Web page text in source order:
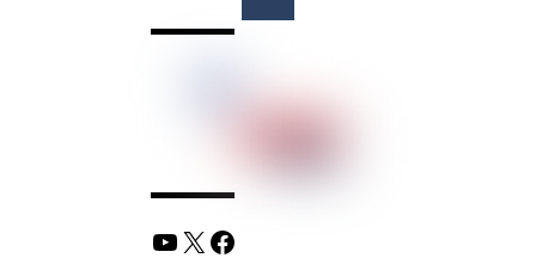
YouTube
X